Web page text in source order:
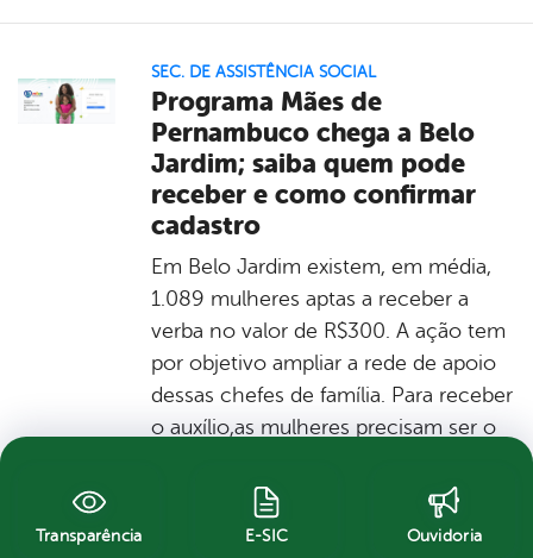
SEC. DE ASSISTÊNCIA SOCIAL
Programa Mães de
Pernambuco chega a Belo
Jardim; saiba quem pode
receber e como confirmar
cadastro
Em Belo Jardim existem, em média,
1.089 mulheres aptas a receber a
verba no valor de R$300. A ação tem
por objetivo ampliar a rede de apoio
dessas chefes de família. Para receber
o auxílio,as mulheres precisam ser o
Pernambuco; ser beneficiária do
Programa Bolsa Família e manter os
Transparência E-SIC Ouvidoria